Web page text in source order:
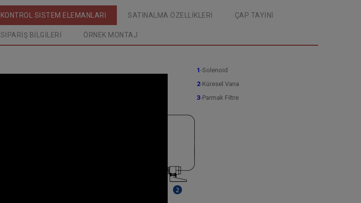
KONTROL SİSTEM ELEMANLARI SATINALMA ÖZELLİKLERİ ÇAP TAYİNİ
SİPARİŞ BİLGİLERİ ÖRNEK MONTAJ
1-Solenoid
2-Küresel Vana
3-Parmak Filtre